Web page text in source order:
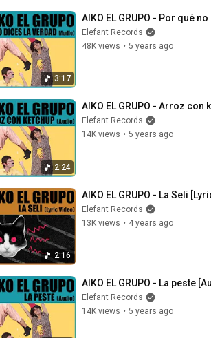
3:17
AIKO EL GRUPO - Por qué
Elefant Records
48K views • 5 years ago
2:24
AIKO EL GRUPO - Arroz con
Elefant Records
14K views • 5 years ago
2:16
AIKO EL GRUPO - La Seli
Elefant Records
13K views • 4 years ago
AIKO EL GRUPO - La peste
Elefant Records
14K views • 5 years ago